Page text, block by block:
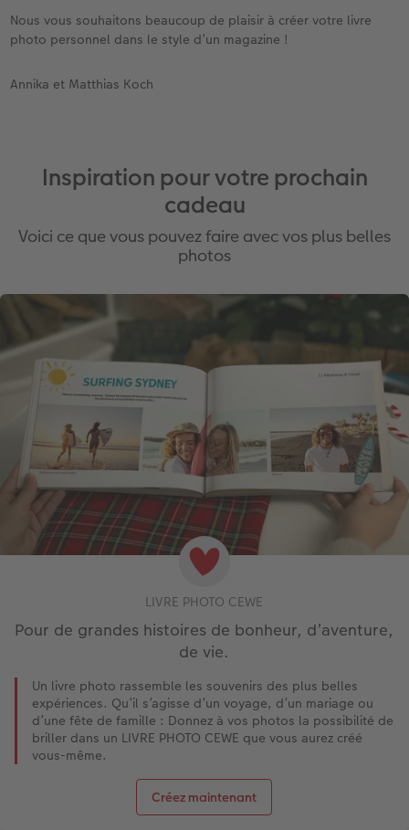
Nous vous souhaitons beaucoup de plaisir à créer votre livre
photo personnel dans le style d’un magazine !
Annika et Matthias Koch
Inspiration pour votre prochain
cadeau
Voici ce que vous pouvez faire avec vos plus belles
photos
LIVRE PHOTO CEWE
Pour de grandes histoires de bonheur, d’aventure,
de vie.
Un livre photo rassemble les souvenirs des plus belles
expériences. Qu’il s’agisse d’un voyage, d’un mariage ou
d’une fête de famille : Donnez à vos photos la possibilité de
briller dans un LIVRE PHOTO CEWE que vous aurez créé
vous-même.
Créez maintenant